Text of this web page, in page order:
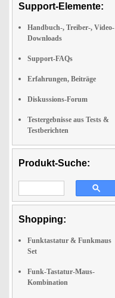
Support-Elemente:
Handbuch-, Treiber-, Video-
Downloads
Support-FAQs
Erfahrungen, Beiträge
Diskussions-Forum
Testergebnisse aus Tests &
Testberichten
Produkt-Suche:
Shopping:
Funktastatur & Funkmaus
Set
Funk-Tastatur-Maus-
Kombination